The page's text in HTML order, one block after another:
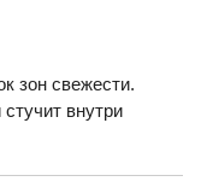
зон свежести.
внутри